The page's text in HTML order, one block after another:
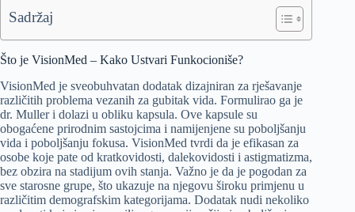
Sadržaj
Što je VisionMed – Kako Ustvari Funkocioniše?
VisionMed je sveobuhvatan dodatak dizajniran za rješavanje
različitih problema vezanih za gubitak vida. Formulirao ga je
dr. Muller i dolazi u obliku kapsula. Ove kapsule su
obogaćene prirodnim sastojcima i namijenjene su poboljšanju
vida i poboljšanju fokusa. VisionMed tvrdi da je efikasan za
osobe koje pate od kratkovidosti, dalekovidosti i astigmatizma,
bez obzira na stadijum ovih stanja. Važno je da je pogodan za
sve starosne grupe, što ukazuje na njegovu široku primjenu u
različitim demografskim kategorijama. Dodatak nudi nekoliko